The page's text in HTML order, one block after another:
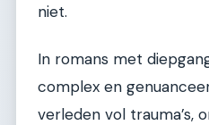
niet.
In romans met
complex en
verleden vol trauma’s,